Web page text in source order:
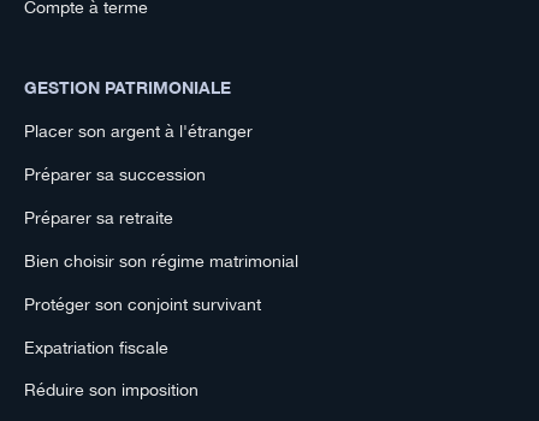
Compte à terme
GESTION PATRIMONIALE
Placer son argent à l'étranger
Préparer sa succession
Préparer sa retraite
Bien choisir son régime matrimonial
Protéger son conjoint survivant
Expatriation fiscale
Réduire son imposition